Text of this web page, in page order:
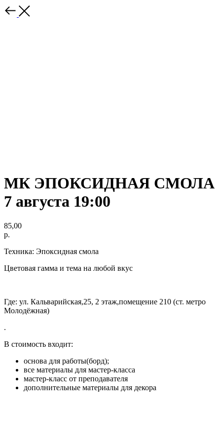
МК ЭПОКСИДНАЯ СМОЛА
7 августа 19:00
85,00
р.
Техника: Эпоксидная смола
Цветовая гамма и тема на любой вкус
Где: ул. Кальварийская,25, 2 этаж,помещение 210 (ст. метро
Молодёжная)
.
В стоимость входит:
основа для работы(борд);
все материалы для мастер-класса
мастер-класс от преподавателя
дополнительные материалы для декора